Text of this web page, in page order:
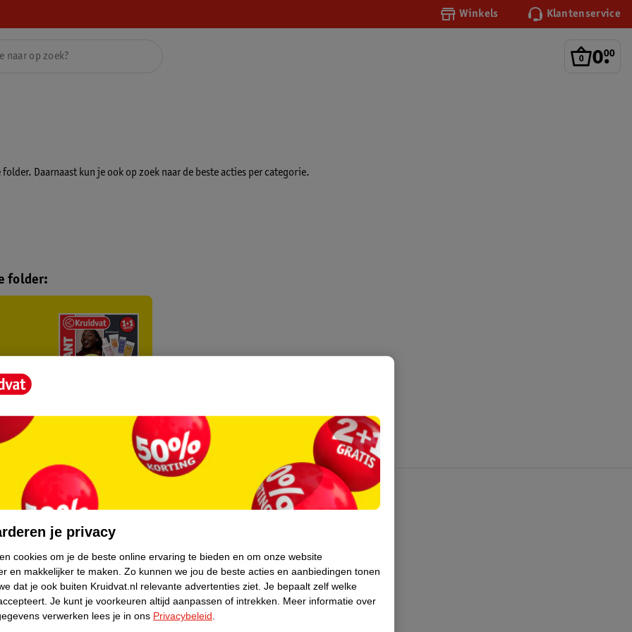
Winkels Klantenservice
0.
00
Daarnaast kun je ook op zoek naar de beste acties per categorie.
folder:
Over Kruidvat
Pers
Winkelformule
Bedrijfsgegevens
je privacy
cookies om je de beste online ervaring te bieden en om onze website
en makkelijker te maken. Zo kunnen we jou de beste acties en aanbiedingen tonen
dat je ook buiten Kruidvat.nl relevante advertenties ziet. Je bepaalt zelf welke
Je kunt je voorkeuren altijd aanpassen of intrekken.
Meer informatie over
verwerken lees je in ons Privacybeleid